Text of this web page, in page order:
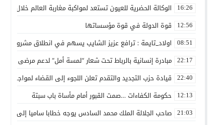
16:26 الوكالة الحضرية للعيون تستعد لمواكبة مغاربة العالم خلال
12:56 قوة الدولة في قوة مؤسساتها
08:51 اولاد_تايمة : ترافع عزيز الشايب يسهم في انطلاق مشروع
22:17 مبادرة إنسانية بالرباط تحت شعار “لمسة أمل” لدعم مرضى
22:40 قيادة حزب التجديد والتقدم تعلن اللجوء إلى القضاء لمواجهة
12:13 حكومة الكفاءات …صمت القبور أمام مأساة باب سبتة
21:03 صاحب الجلالة الملك محمد السادس يوجه خطابا ساميا إلى